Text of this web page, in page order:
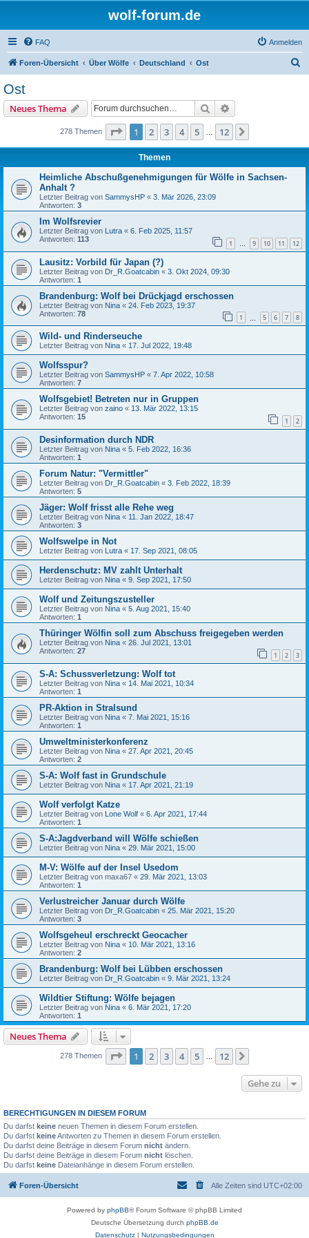
wolf-forum.de
FAQ Anmelden
Foren-Übersicht Über Wölfe Deutschland Ost
Ost
Neues Thema Suche
278 Themen Seite 1von 12
1 2 3 4 5 12
Themen
Heimliche Abschußgenehmigungen für Wölfe in Sachsen-
Anhalt ?
Letzter Beitrag von SammysHP « 3. Mär 2026, 23:09
Antworten: 3
Im Wolfsrevier
Letzter Beitrag von Lutra « 6. Feb 2025, 11:57
Antworten: 113 1 … 9 10 11 12
Lausitz: Vorbild für Japan (?)
Letzter Beitrag von Dr_R.Goatcabin « 3. Okt 2024, 09:30
Antworten: 1
Brandenburg: Wolf bei Drückjagd erschossen
Letzter Beitrag von Nina « 24. Feb 2023, 19:37
Antworten: 78 1 5 6 7 8
Wild- und Rinderseuche
Letzter Beitrag von Nina « 17. Jul 2022, 19:48
Wolfsspur?
Letzter Beitrag von SammysHP « 7. Apr 2022, 10:58
Antworten: 7
Wolfsgebiet! Betreten nur in Gruppen
Letzter Beitrag von zaino « 13. Mär 2022, 13:15
Antworten: 15 1 2
Desinformation durch NDR
Letzter Beitrag von Nina « 5. Feb 2022, 16:36
Antworten: 1
Forum Natur: "Vermittler"
Letzter Beitrag von Dr_R.Goatcabin « 3. Feb 2022, 18:39
Antworten: 5
Jäger: Wolf frisst alle Rehe weg
Letzter Beitrag von Nina « 11. Jan 2022, 18:47
Antworten: 3
Wolfswelpe in Not
Letzter Beitrag von Lutra « 17. Sep 2021, 08:05
Herdenschutz: MV zahlt Unterhalt
Letzter Beitrag von Nina « 9. Sep 2021, 17:50
Wolf und Zeitungszusteller
Letzter Beitrag von Nina « 5. Aug 2021, 15:40
Antworten: 1
Thüringer Wölfin soll zum Abschuss freigegeben werden
Letzter Beitrag von Nina « 26. Jul 2021, 13:01
Antworten: 27 1 2 3
S-A: Schussverletzung: Wolf tot
Letzter Beitrag von Nina « 14. Mai 2021, 10:34
Antworten: 1
PR-Aktion in Stralsund
Letzter Beitrag von Nina « 7. Mai 2021, 15:16
Antworten: 1
Umweltministerkonferenz
Letzter Beitrag von Nina « 27. Apr 2021, 20:45
Antworten: 2
S-A: Wolf fast in Grundschule
Letzter Beitrag von Nina « 17. Apr 2021, 21:19
Wolf verfolgt Katze
Letzter Beitrag von Lone Wolf « 6. Apr 2021, 17:44
Antworten: 1
S-A:Jagdverband will Wölfe schießen
Letzter Beitrag von Nina « 29. Mär 2021, 15:00
M-V: Wölfe auf der Insel Usedom
Letzter Beitrag von maxa67 « 29. Mär 2021, 13:03
Antworten: 1
Verlustreicher Januar durch Wölfe
Letzter Beitrag von Dr_R.Goatcabin « 25. Mär 2021, 15:20
Antworten: 3
Wolfsgeheul erschreckt Geocacher
Letzter Beitrag von Nina « 10. Mär 2021, 13:16
Antworten: 2
Brandenburg: Wolf bei Lübben erschossen
Letzter Beitrag von Dr_R.Goatcabin « 9. Mär 2021, 13:24
Wildtier Stiftung: Wölfe bejagen
Letzter Beitrag von Nina « 6. Mär 2021, 17:20
Antworten: 1
Neues Thema
278 Themen Seite 1von 12
1 2 3 4 5 12
Gehe zu
BERECHTIGUNGEN IN DIESEM FORUM
Du darfst keine neuen Themen in diesem Forum erstellen.
Du darfst keineAntworten zu Themen in diesem Forum erstellen.
Du darfst deine Beiträge in diesem Forum nicht ändern.
Du darfst deine Beiträge in diesem Forum nicht löschen.
Du darfst keine Dateianhänge in diesem Forum erstellen.
Foren-Übersicht Alle Zeiten sind UTC+02:00
Powered by phpBB® Forum Software © phpBB Limited
Deutsche Übersetzung durch phpBB.de
Datenschutz| Nutzungsbedingungen